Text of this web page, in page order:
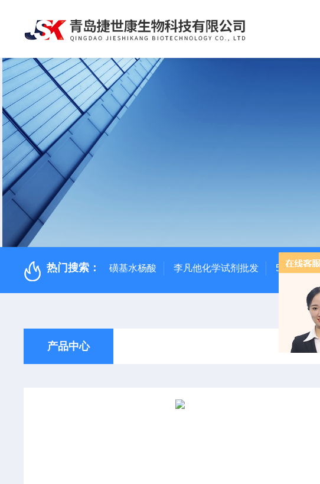
热门搜索： 磺基水杨酸 李凡他化学试剂批发 500次
产品中心